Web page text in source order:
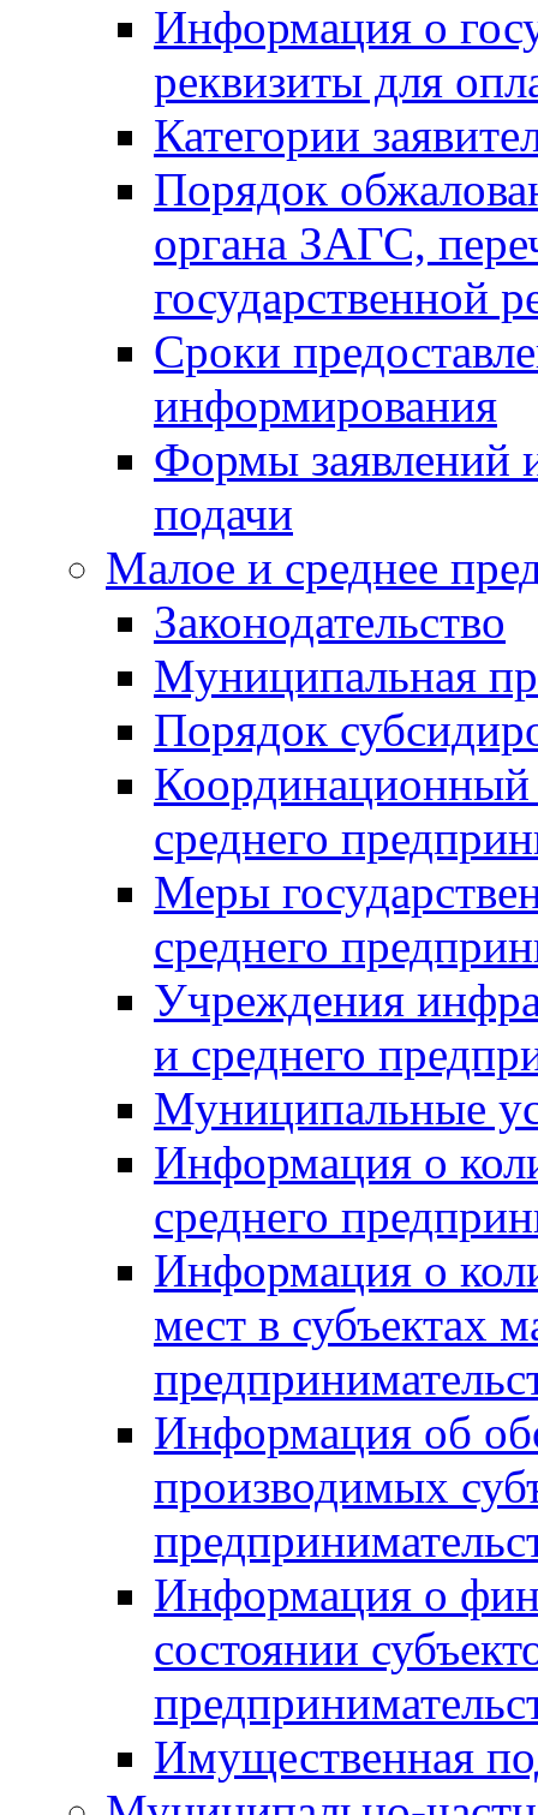
Информация о
реквизиты для
Категории
Порядок
органа ЗАГС,
государственной
Сроки
информирования
Формы заявлений
подачи
Малое и среднее
Законодательство
Муниципальная
Порядок
Координационный
среднего
Меры
среднего
Учреждения
и среднего
Муниципальные
Информация о
среднего
Информация о
мест в субъектах
Информация об
производимых
Информация о
состоянии
Имущественная